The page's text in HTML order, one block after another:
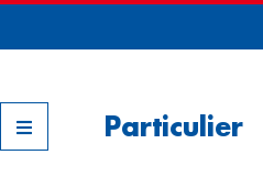
Nos filiales
Particulier